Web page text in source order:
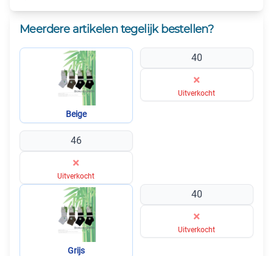
Meerdere artikelen tegelijk bestellen?
Beige
40
×
Uitverkocht
46
×
Uitverkocht
Grijs
40
×
Uitverkocht